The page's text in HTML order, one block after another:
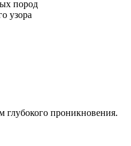
пород
узора
глубокого проникновения.